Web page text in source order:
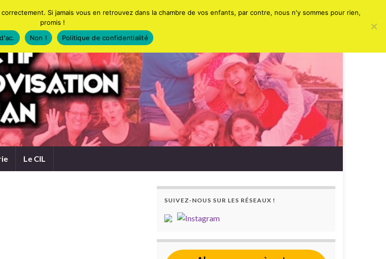
Search for:
Le CIL
SUIVEZ-NOUS SUR LES RÉSEAUX !
Si jamais vous en retrouvez dans la chambre de vos enfants, par contre, nous n'y sommes pour rien,
promis !
Non ! Politique de confidentialité